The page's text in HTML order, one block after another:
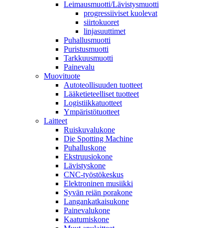
Leimausmuotti/Lävistysmuotti
progressiiviset kuolevat
siirtokuoret
linjasuuttimet
Puhallusmuotti
Puristusmuotti
Tarkkuusmuotti
Painevalu
Muovituote
Autoteollisuuden tuotteet
Lääketieteelliset tuotteet
Logistiikkatuotteet
Ympäristötuotteet
Laitteet
Ruiskuvalukone
Die Spotting Machine
Puhalluskone
Ekstruusiokone
Lävistyskone
CNC-työstökeskus
Elektroninen musiikki
Syvän reiän porakone
Langankatkaisukone
Painevalukone
Kaatumiskone